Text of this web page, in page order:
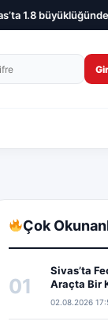
büyüklüğünde
Çok
01
Sivas’ta
Araçta Bir
02.08.2026